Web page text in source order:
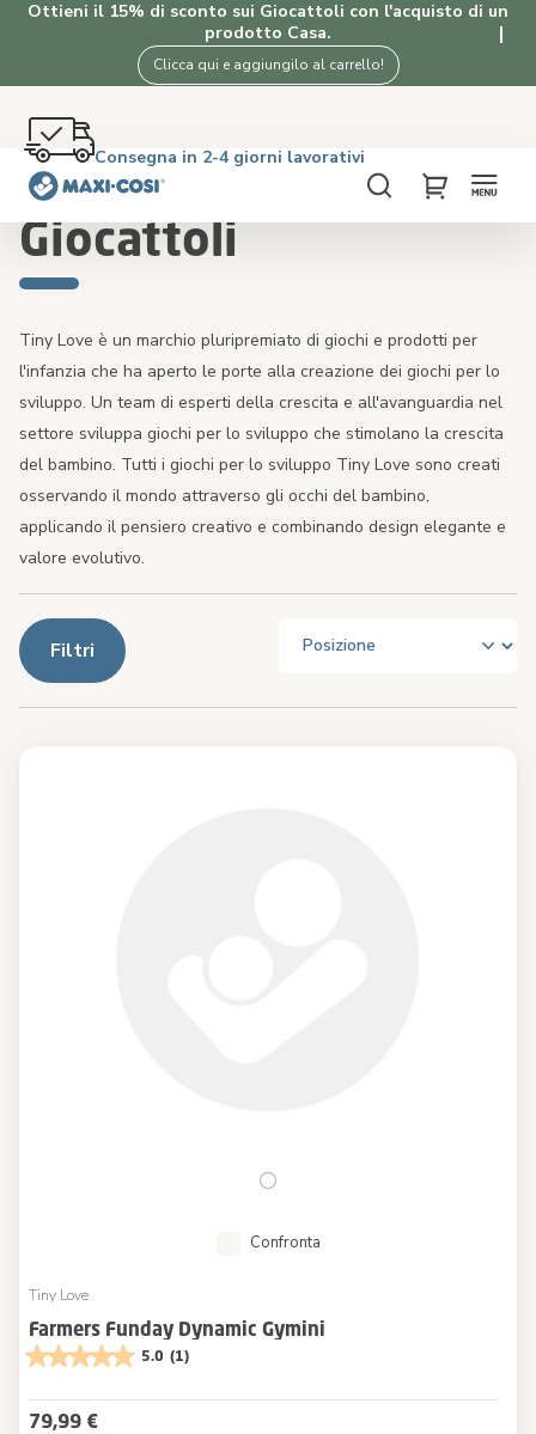
Ottieni il 15% di sconto sui Giocattoli con l'acquisto di un
prodotto Casa.
Clicca qui e aggiungilo al carrello!
Spedizione gratuita oltre i €50. Acquista ora!
4.5★ da 2K clienti che amano i nostri prodotti
Consegna in 2-4 giorni lavorativi
Reso gratuito entro 100 giorni
Cerca
My Cart
Home Giocattoli
Giocattoli
Tiny Love è un marchio pluripremiato di giochi e prodotti per
l'infanzia che ha aperto le porte alla creazione dei giochi per lo
sviluppo. Un team di esperti della crescita e all'avanguardia nel
settore sviluppa giochi per lo sviluppo che stimolano la crescita
del bambino. Tutti i giochi per lo sviluppo Tiny Love sono creati
osservando il mondo attraverso gli occhi del bambino,
applicando il pensiero creativo e combinando design elegante e
valore evolutivo.
Filtri
Confronta
Tiny Love
Farmers Funday Dynamic Gymini
5.0 (1)
79,99 €